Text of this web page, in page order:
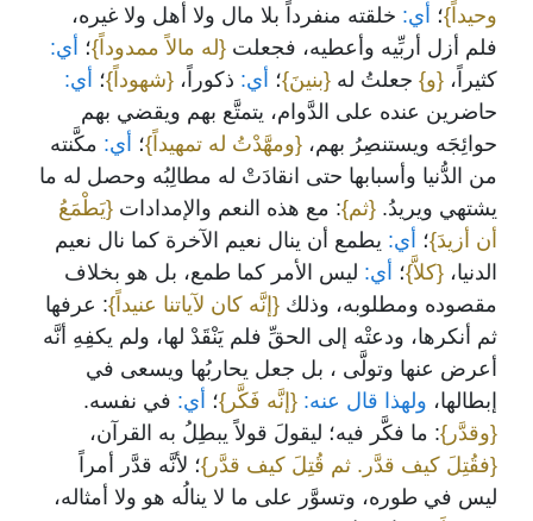
وحيداً}؛ أي: خلقته منفرداً بلا مال ولا أهل ولا غيره،
فلم أزل أربِّيه وأعطيه، فجعلت {له مالاً ممدوداً}؛ أي:
كثيراً، {و} جعلتُ له {بنينَ}؛ أي: ذكوراً، {شهوداً}؛ أي:
حاضرين عنده على الدَّوام، يتمتَّع بهم ويقضي بهم
حوائِجَه ويستنصِرُ بهم، {ومهَّدْتُ له تمهيداً}؛ أي: مكَّنته
من الدُّنيا وأسبابها حتى انقادَتْ له مطالِبُه وحصل له ما
يشتهي ويريدُ. {ثم}: مع هذه النعم والإمدادات {يَطْمَعُ
أن أزيدَ}؛ أي: يطمع أن ينال نعيم الآخرة كما نال نعيم
الدنيا، {كلاَّ}؛ أي: ليس الأمر كما طمع، بل هو بخلاف
مقصوده ومطلوبه، وذلك {إنَّه كان لآياتنا عنيداً}: عرفها
ثم أنكرها، ودعتْه إلى الحقِّ فلم يَنْقَدْ لها، ولم يكفِهِ أنَّه
أعرض عنها وتولَّى ، بل جعل يحاربُها ويسعى في
إبطالها، ولهذا قال عنه: {إنَّه فَكَّر}؛ أي: في نفسه.
{وقدَّر}: ما فكَّر فيه؛ ليقولَ قولاً يبطِلُ به القرآن،
{فقُتِلَ كيف قدَّر. ثم قُتِلَ كيف قدَّر}؛ لأنَّه قدَّر أمراً
ليس في طوره، وتسوَّر على ما لا ينالُه هو ولا أمثاله،